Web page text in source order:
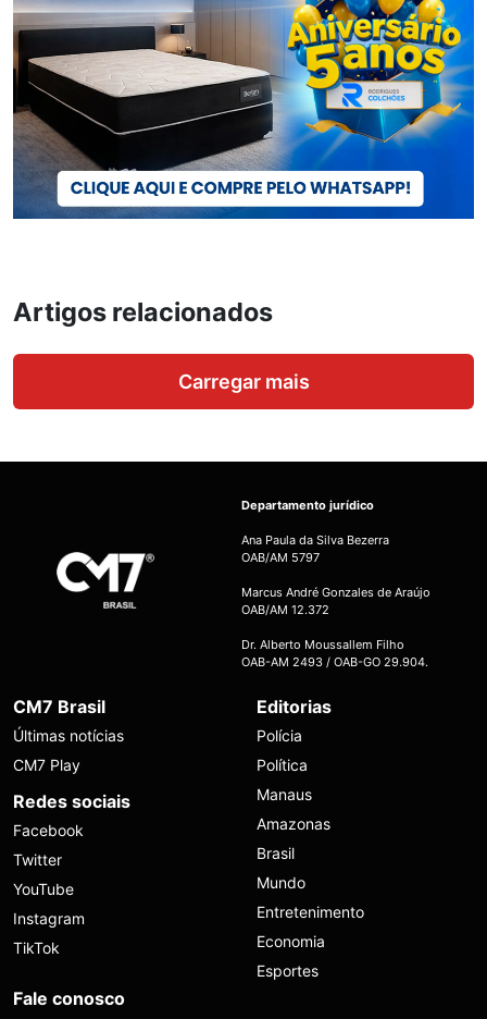
Artigos relacionados
Carregar mais
Departamento jurídico
Ana Paula da Silva Bezerra
OAB/AM 5797
Marcus André Gonzales de Araújo
OAB/AM 12.372
Dr. Alberto Moussallem Filho
OAB-AM 2493 / OAB-GO 29.904.
CM7 Brasil
Últimas notícias
CM7 Play
Redes sociais
Facebook
Twitter
YouTube
Instagram
TikTok
Editorias
Polícia
Política
Manaus
Amazonas
Brasil
Mundo
Entretenimento
Economia
Esportes
Fale conosco